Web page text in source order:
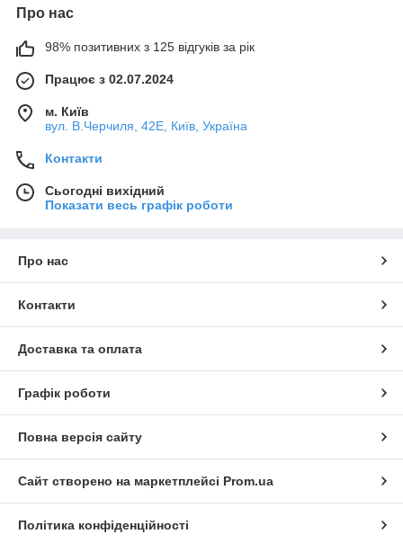
Про нас
98% позитивних з 125 відгуків за рік
Працює з 02.07.2024
м. Київ
вул. В.Черчиля, 42Е, Київ, Україна
Контакти
Сьогодні вихідний
Показати весь графік роботи
Про нас
Контакти
Доставка та оплата
Графік роботи
Повна версія сайту
Сайт створено на маркетплейсі Prom.ua
Політика конфіденційності